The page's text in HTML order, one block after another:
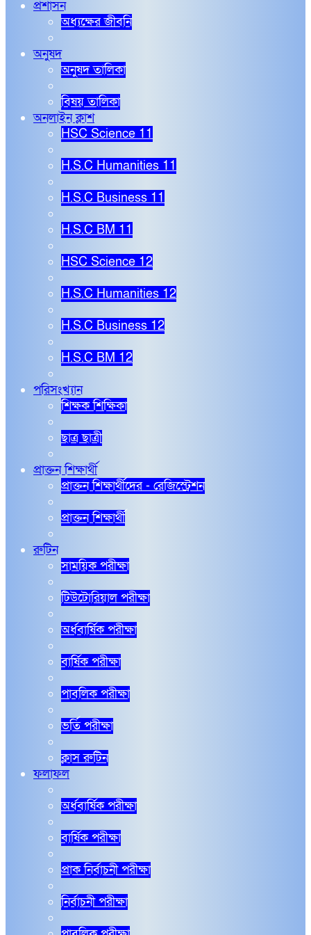
প্রশাসন
অধ্যক্ষের জীবনি
অনুষদ
অনুষদ তালিকা
বিষয় তালিকা
অনলাইন ক্লাশ
HSC Science 11
H.S.C Humanities 11
H.S.C Business 11
H.S.C BM 11
HSC Science 12
H.S.C Humanities 12
H.S.C Business 12
H.S.C BM 12
পরিসংখ্যান
শিক্ষক শিক্ষিকা
ছাত্র ছাত্রী
প্রাক্তন শিক্ষার্থী
প্রাক্তন শিক্ষার্থীদের - রেজিস্ট্রেশন
প্রাক্তন শিক্ষার্থী
রুটিন
সাময়িক পরীক্ষা
টিউটোরিয়াল পরীক্ষা
অর্ধবার্ষিক পরীক্ষা
বার্ষিক পরীক্ষা
পাবলিক পরীক্ষা
ভর্তি পরীক্ষা
ক্লাস রুটিন
ফলাফল
অর্ধবার্ষিক পরীক্ষা
বার্ষিক পরীক্ষা
প্রাক নির্বাচনী পরীক্ষা
নির্বাচনী পরীক্ষা